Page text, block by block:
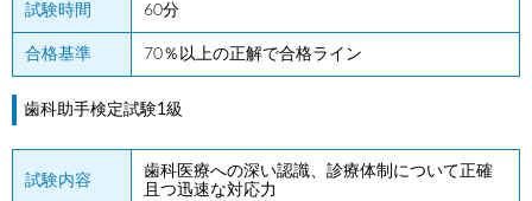
試験時間 60分
合格基準 70％以上の正解で合格ライン
歯科助手検定試験1級
試験内容
歯科医療への深い認識、診療体制について正確
且つ迅速な対応力